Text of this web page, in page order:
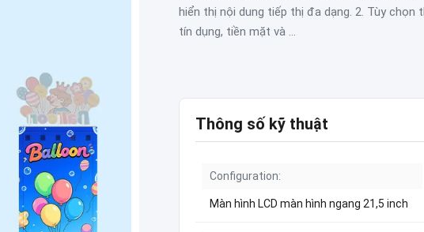
hiển thị nội dung tiếp thị đa dạng. 2. Tùy
tín dụng, tiền mặt và ...
Thông số kỹ thuật
Configuration:
Màn hình LCD màn hình ngang 21,5 inch